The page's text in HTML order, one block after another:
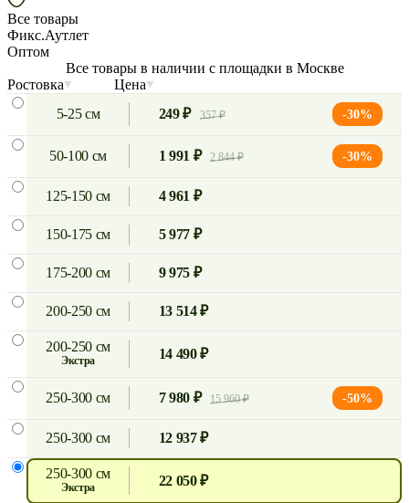
Все товары
Фикс.Аутлет
Оптом
Все товары в наличии с площадки в Москве
Ростовка
Цена
5-25 см
249 ₽ 357 ₽ -30%
50-100 см 1 991 ₽ 2 844 ₽ -30%
125-150 см 4 961 ₽
150-175 см 5 977 ₽
175-200 см 9 975 ₽
200-250 см 13 514 ₽
200-250 см
экстра 14 490 ₽
250-300 см 7 980 ₽ 15 960 ₽ -50%
250-300 см 12 937 ₽
250-300 см
экстра 22 050 ₽